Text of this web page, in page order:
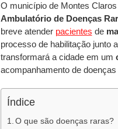
Serralheria de
Qualidade do
O Crescimento
O município de Montes
Ambulatório de Doenças
breve atender pacientes de
processo de habilitação junto
transformará a cidade em um
acompanhamento de doenças
Índice
O que são doenças raras?